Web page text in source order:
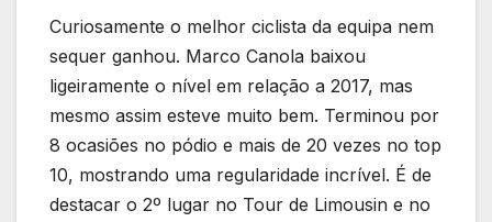
Curiosamente o melhor ciclista da equipa nem
sequer ganhou. Marco Canola baixou
ligeiramente o nível em relação a 2017, mas
mesmo assim esteve muito bem. Terminou por
8 ocasiões no pódio e mais de 20 vezes no top
10, mostrando uma regularidade incrível. É de
destacar o 2º lugar no Tour de Limousin e no